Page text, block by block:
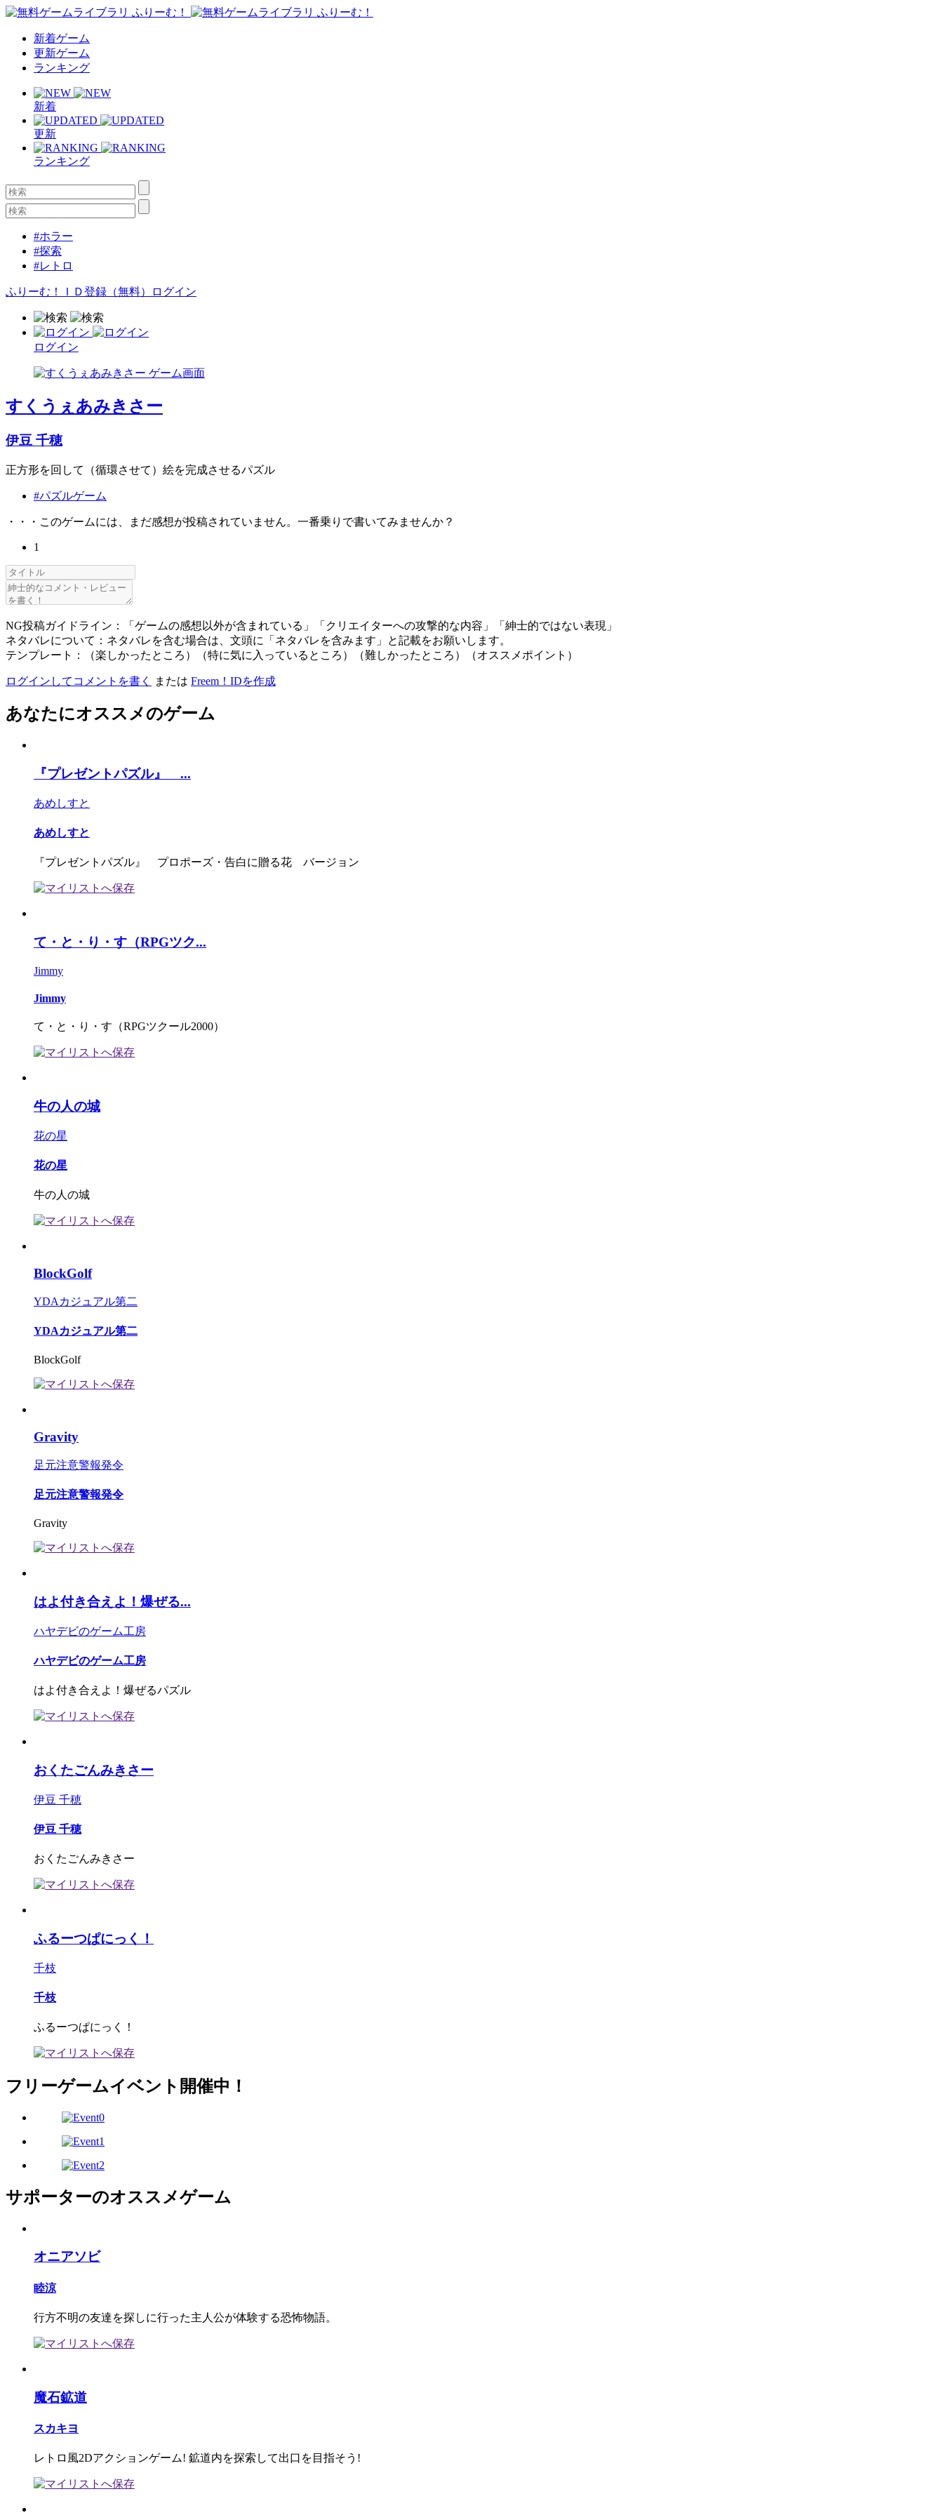
新着ゲーム
更新ゲーム
ランキング
新着
更新
ランキング
#ホラー
#探索
#レトロ
ふりーむ！ＩＤ登録（無料） ログイン
ログイン
すくうぇあみきさー
伊豆 千穂
正方形を回して（循環させて）絵を完成させるパズル
#パズルゲーム
・・・このゲームには、まだ感想が投稿されていません。一番乗りで書いてみませんか？
1
NG投稿ガイドライン：「ゲームの感想以外が含まれている」「クリエイターへの攻撃的な内容」「紳士的ではない表現」
ネタバレについて：ネタバレを含む場合は、文頭に「ネタバレを含みます」と記載をお願いします。
テンプレート：（楽しかったところ）（特に気に入っているところ）（難しかったところ）（オススメポイント）
ログインしてコメントを書く または Freem！IDを作成
あなたにオススメのゲーム
『プレゼントパズル』 ...
あめしすと
あめしすと
『プレゼントパズル』 プロポーズ・告白に贈る花 バージョン
て・と・り・す（RPGツク...
Jimmy
Jimmy
て・と・り・す（RPGツクール2000）
牛の人の城
花の星
花の星
牛の人の城
BlockGolf
YDAカジュアル第二
YDAカジュアル第二
BlockGolf
Gravity
足元注意警報発令
足元注意警報発令
Gravity
はよ付き合えよ！爆ぜる...
ハヤデビのゲーム工房
ハヤデビのゲーム工房
はよ付き合えよ！爆ぜるパズル
おくたごんみきさー
伊豆 千穂
伊豆 千穂
おくたごんみきさー
ふるーつぱにっく！
千枝
千枝
ふるーつぱにっく！
フリーゲームイベント開催中！
サポーターのオススメゲーム
オニアソビ
睦涼
行方不明の友達を探しに行った主人公が体験する恐怖物語。
魔石鉱道
スカキヨ
レトロ風2Dアクションゲーム! 鉱道内を探索して出口を目指そう!